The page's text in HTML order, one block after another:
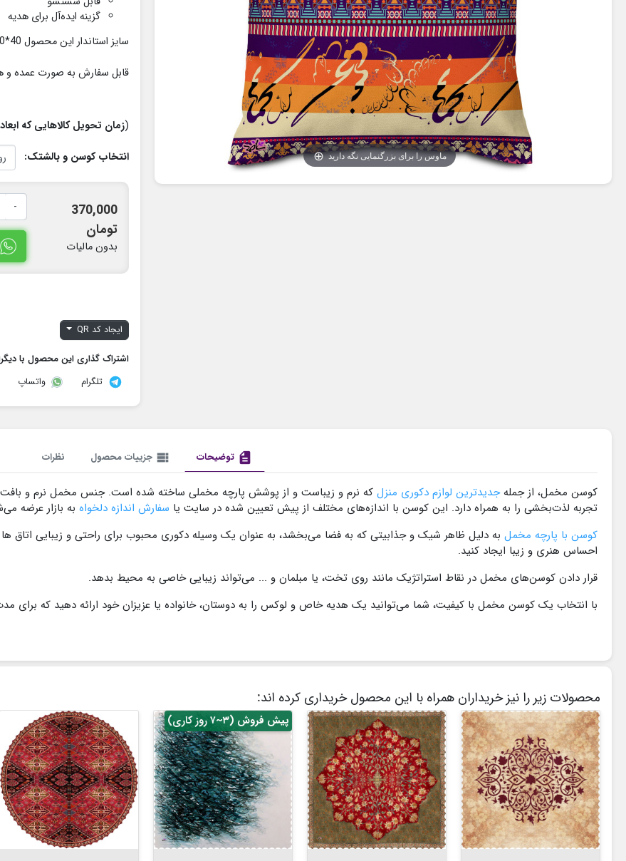
ماوس را برای بزرگنمایی نگه دارید
گزینه ایده‌آل برای هدیه
سایز استاندار این محصول 40*40 میباشد .
قابل سفارش به صورت عمده و
(زمان تحویل کالاهایی که ابعاد و یا
انتخاب کوسن و بالشتک:
370,000
تومان
بدون مالیات
-
ایجاد کد QR
اشتراک گذاری این محصول با
تلگرام
واتساپ
description توضیحات view_list جزییات محصول نظرات
کوسن مخمل، از جملهجدیدترین لوازم دکوری منزل که نرم و زیباست و از پوشش پارچه مخملی ساخته شده است. جنس مخمل نرم و
تجربه لذت‌بخشی را به همراه دارد. این کوسن با اندازه‌های مختلف از پیش تعیین شده در سایت یا سفارش اندازه دلخواه به بازار عرضه
کوسن با پارچه مخمل به دلیل ظاهر شیک و جذابیتی که به فضا می‌بخشد، به عنوان یک وسیله دکوری محبوب برای راحتی و زیبایی اتاق
احساس هنری و زیبا ایجاد کنید.
قرار دادن کوسن‌های مخمل در نقاط استراتژیک مانند روی تخت، یا مبلمان و ... می‌تواند زیبایی خاصی به محیط بدهد.
با انتخاب یک کوسن مخمل با کیفیت، شما می‌توانید یک هدیه خاص و لوکس را به دوستان، خانواده یا عزیزان خود ارائه دهید که برای
محصولات زیر را نیز خریداران همراه با این محصول خریداری کرده اند:
پیش فروش (۳~۷ روز کاری)